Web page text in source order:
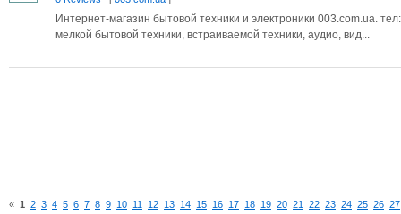
Интернет-магазин бытовой техники и электроники 003.com.ua.
мелкой бытовой техники, встраиваемой техники, аудио, вид...
« 1 2 3 4 5 6 7 8 9 10 11 12 13 14 15 16 17 18 19 20 21 22 23 24 25 26 27